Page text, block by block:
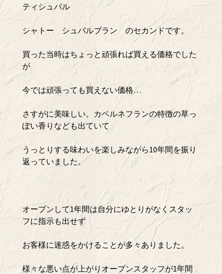
ティシュバル
シャトー シュバルブラン のセカンドです。
買った当時はちょっと頑張れば買える価格でした
が
今では頑張っても買えない価格…
さすがに美味しい。カベルネフランの特徴の草っ
ぽい香りなども出ていて
うっとりする味わいを楽しみながら10年間を振り
返っていました。
オープンして1年間は自分にゆとりがなくスタッ
フに指示も出せず
お客様に迷惑をかけることが多々ありました。
様々な悪い点が上がりオープンスタッフが1年間